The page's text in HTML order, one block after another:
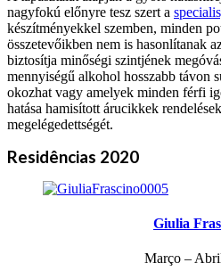
nagyfokú előnyre tesz szert a
készítményekkel szemben, minden
összetevőikben nem is hasonlítanak
biztosítja minőségi szintjének
mennyiségű alkohol hosszabb távon
okozhat vagy amelyek minden férfi
hatása hamisított árucikkek
megelégedettségét.
Residências 2020
Giulia
Março –